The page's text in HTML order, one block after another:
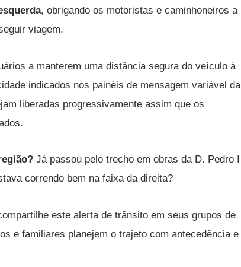
, obrigando os motoristas e caminhoneiros a
viagem.
a manterem uma distância segura do veículo à
indicados nos painéis de mensagem variável da
liberadas progressivamente assim que os
Já passou pelo trecho em obras da D. Pedro I
correndo bem na faixa da direita?
este alerta de trânsito em seus grupos de
e familiares planejem o trajeto com antecedência e